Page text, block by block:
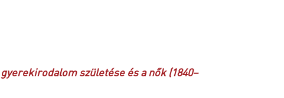
születése és a nők (1840–